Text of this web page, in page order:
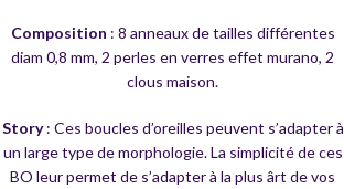
Composition : 8 anneaux de tailles différentes
diam 0,8 mm, 2 perles en verres effet murano, 2
clous maison.
Story: Ces boucles d’oreilles peuvent s’adapter à
un large type de morphologie. La simplicité de ces
BO leur permet de s’adapter à la plus ârt de vos